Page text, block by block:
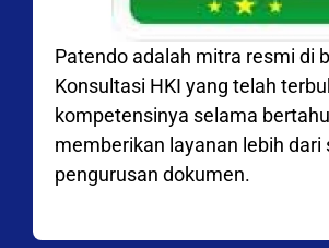
Patendo adalah mitra resmi di
Konsultasi HKI yang telah
kompetensinya selama
memberikan layanan lebih dari
pengurusan dokumen.